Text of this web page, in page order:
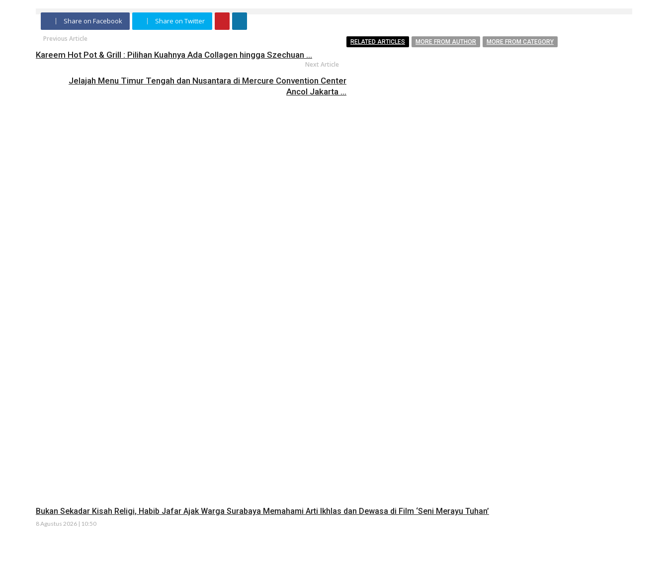
Share on Facebook Share on Twitter
Previous Article
Kareem Hot Pot & Grill : Pilihan Kuahnya Ada Collagen hingga Szechuan ...
Next Article
Jelajah Menu Timur Tengah dan Nusantara di Mercure Convention Center
Ancol Jakarta ...
RELATED ARTICLES MORE FROM AUTHOR MORE FROM CATEGORY
Bukan Sekadar Kisah Religi, Habib Jafar Ajak Warga Surabaya Memahami Arti Ikhlas dan Dewasa di Film ‘Seni Merayu Tuhan’
8 Agustus 2026 | 10:50